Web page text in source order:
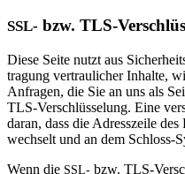
SSL- bzw. TLS-
Diese Seite nutzt aus
tra­gung ver­trau­li­cher Inhalte,
Anfragen, die Sie an uns als
TLS-Ver­schlüs­se­lung. Eine
daran, dass die Adress­zeile
wech­selt und an dem Schloss-
Wenn die SSL- bzw. TLS-